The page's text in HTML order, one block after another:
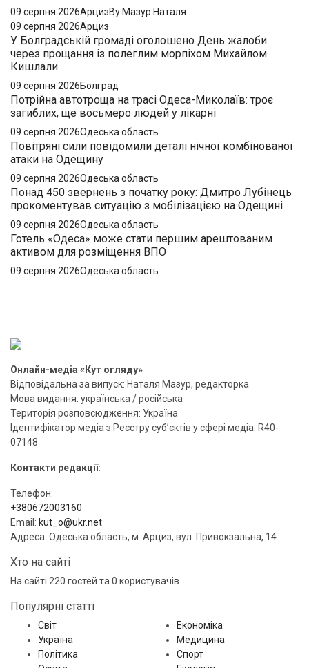
09 серпня 2026АрцизBy Мазур Наталя
09 серпня 2026Арциз
У Болградській громаді оголошено День жалоби
через прощання із полеглим морпіхом Михайлом
Кишлали
09 серпня 2026Болград
Потрійна автотроща на трасі Одеса-Миколаїв: троє
загиблих, ще восьмеро людей у лікарні
09 серпня 2026Одеська область
Повітряні сили повідомили деталі нічної комбінованої
атаки на Одещину
09 серпня 2026Одеська область
Понад 450 звернень з початку року: Дмитро Лубінець
прокоментував ситуацію з мобілізацією на Одещині
09 серпня 2026Одеська область
Готель «Одеса» може стати першим арештованим
активом для розміщення ВПО
09 серпня 2026Одеська область
Онлайн-медіа «Кут огляду»
Відповідальна за випуск: Наталя Мазур, редакторка
Мова видання: українська / російська
Територія розповсюдження: Україна
Ідентифікатор медіа з Реєстру суб’єктів у сфері медіа: R40-
07148
Контакти редакції:
Телефон:
+380672003160
Email: kut_o@ukr.net
Адреса: Одеська область, м. Арциз, вул. Привокзальна, 14
Хто на сайті
На сайті 220 гостей та 0 користувачів
Популярні статті
Світ
Україна
Політика
Економіка
Медицина
Спорт